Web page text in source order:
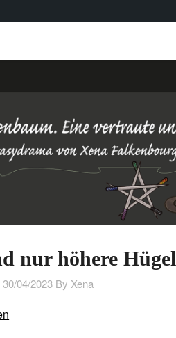
nur höhere Hügel
30/04/2023 By Xena